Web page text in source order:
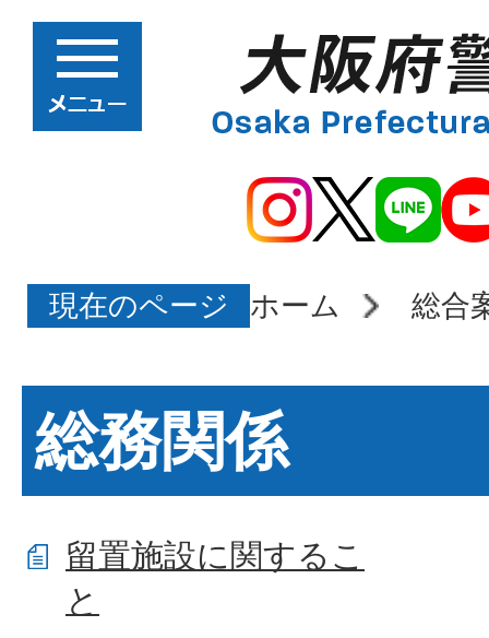
現在のページ ホーム 総合
総務関係
留置施設に関するこ
と